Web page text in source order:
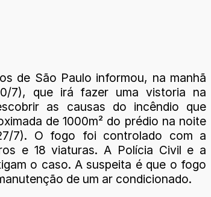
de São Paulo informou, na manhã
7), que irá fazer uma vistoria na
as causas do incêndio que
de 1000m² do prédio na noite
7). O fogo foi controlado com a
e 18 viaturas. A Polícia Civil e a
o caso. A suspeita é que o fogo
de um ar condicionado.